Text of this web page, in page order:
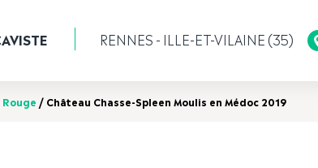
RENNES - ILLE-ET-VILAINE (35)
/ Château Chasse-Spleen Moulis en Médoc 2019